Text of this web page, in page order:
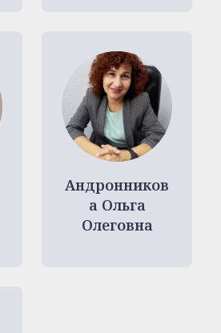
Андронников
а Ольга
Олеговна